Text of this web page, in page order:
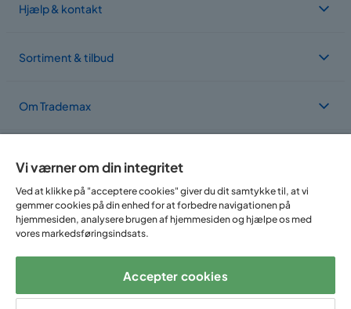
Hjælp & kontakt
Sortiment & tilbud
Om Trademax
Vi findes i flere forskellige lande
Følg os på:
Vi værner om din integritet
Ved at klikke på "acceptere cookies" giver du dit samtykke til, at vi
gemmer cookies på din enhed for at forbedre navigationen på
hjemmesiden, analysere brugen af hjemmesiden og hjælpe os med
vores markedsføringsindsats.
Accepter cookies